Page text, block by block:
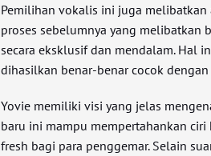
Pemilihan vokalis ini juga
proses sebelumnya yang melibatkan
secara eksklusif dan mendalam. Hal
dihasilkan benar-benar cocok
Yovie memiliki visi yang jelas
baru ini mampu mempertahankan
fresh bagi para penggemar. Selain